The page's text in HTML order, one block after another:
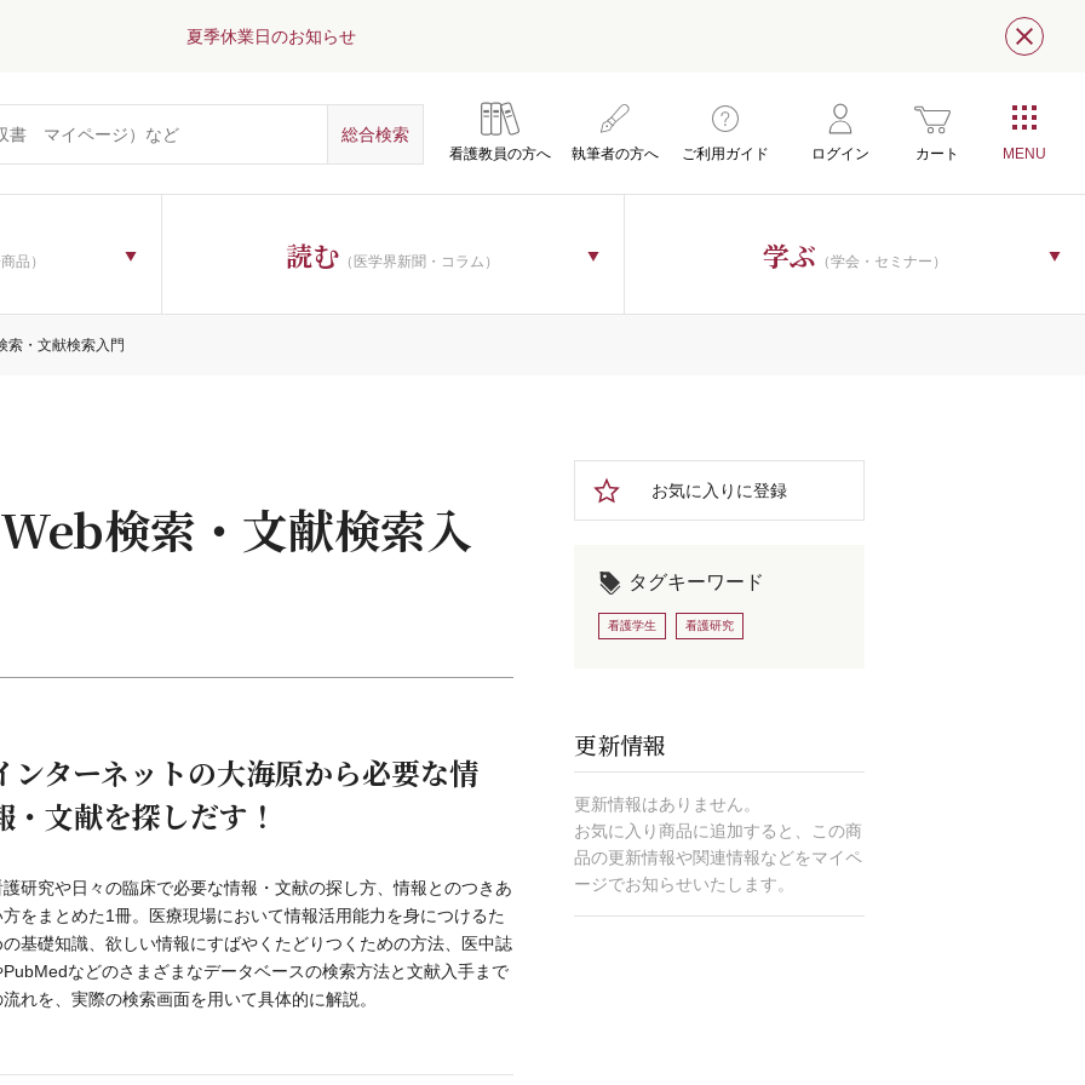
夏季休業日のお知らせ 閉じ
看護教員の方へ 執筆者の方へ ご利用ガイド ログイン カート
品） 読む （医学界新聞・コラム） 学ぶ （学会・セミナー）
索・文献検索入門
検索・文献検索入
ンターネットの大海原から必要な情
・文献を探しだす！
護研究や日々の臨床で必要な情報・文献の探し方、情報とのつきあ
方をまとめた1冊。医療現場において情報活用能力を身につけるた
の基礎知識、欲しい情報にすばやくたどりつくための方法、医中誌
PubMedなどのさまざまなデータベースの検索方法と文献入手まで
流れを、実際の検索画面を用いて具体的に解説。
お気に入りに登録
タグキーワード
看護学生 看護研究
更新情報
更新情報はありません。
お気に入り商品に追加すると、この商
品の更新情報や関連情報などをマイペ
ージでお知らせいたします。